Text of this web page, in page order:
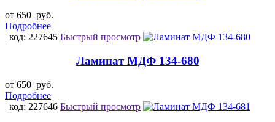
от 650 руб.
Подробнее
| код: 227645 Быстрый просмотр
Ламинат МДФ 134-680
от 650 руб.
Подробнее
| код: 227646 Быстрый просмотр